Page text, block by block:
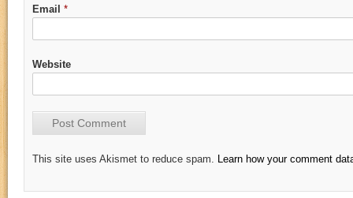
Email *
Website
This site uses Akismet to reduce spam. Learn how your comment